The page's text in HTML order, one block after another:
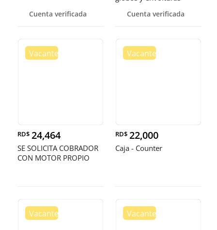
Cuenta verificada Cuenta verificada
RD$ 24,464
SE SOLICITA COBRADOR
CON MOTOR PROPIO
RD$ 22,000
Caja - Counter